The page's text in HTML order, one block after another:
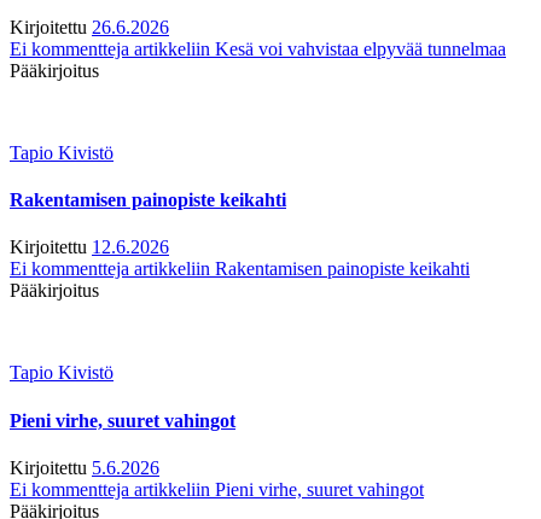
Kirjoitettu 26.6.2026
Ei kommentteja artikkeliin Kesä voi vahvistaa elpyvää tunnelmaa
Pääkirjoitus
Tapio Kivistö
Rakentamisen painopiste keikahti
Kirjoitettu 12.6.2026
Ei kommentteja artikkeliin Rakentamisen painopiste keikahti
Pääkirjoitus
Tapio Kivistö
Pieni virhe, suuret vahingot
Kirjoitettu 5.6.2026
Ei kommentteja artikkeliin Pieni virhe, suuret vahingot
Pääkirjoitus